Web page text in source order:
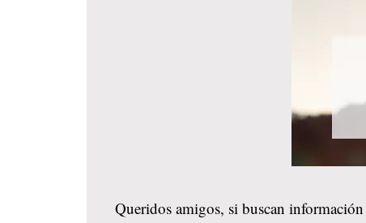
Queridos amigos, si buscan